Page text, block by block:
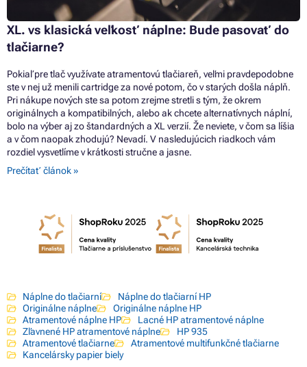
XL. vs klasická veľkosť náplne: Bude pasovať do
tlačiarne?
Pokiaľ pre tlač využívate atramentovú tlačiareň, veľmi pravdepodobne
ste v nej už menili cartridge za nové potom, čo v starých došla náplň.
Pri nákupe nových ste sa potom zrejme stretli s tým, že okrem
originálnych a kompatibilných, alebo ak chcete alternatívnych náplní,
bolo na výber aj zo štandardných a XL verzií. Že neviete, v čom sa líšia
a v čom naopak zhodujú? Nevadí. V nasledujúcich riadkoch vám
rozdiel vysvetlíme v krátkosti stručne a jasne.
Prečítať článok »
Náplne do tlačiarní
Náplne do tlačiarní HP
Originálne náplne
Originálne náplne HP
Atramentové náplne HP
Lacné HP atramentové náplne
Zľavnené HP atramentové náplne
HP 935
Atramentové tlačiarne
Atramentové multifunkčné tlačiarne
Kancelársky papier biely